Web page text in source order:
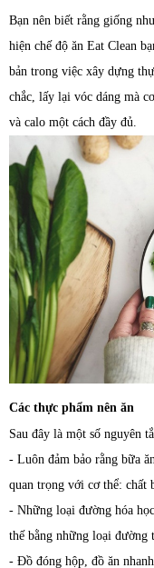
Bạn nên biết rằng giống
hiện chế độ ăn Eat Clean
bản trong việc xây dựng
chắc, lấy lại vóc dáng mà
và calo một cách đầy đủ.
Các thực phẩm nên ăn
Sau đây là một số nguyên
- Luôn đảm bảo rằng bữa
quan trọng với cơ thể: chất
- Những loại đường hóa
thế bằng những loại đường
- Đồ đóng hộp, đồ ăn